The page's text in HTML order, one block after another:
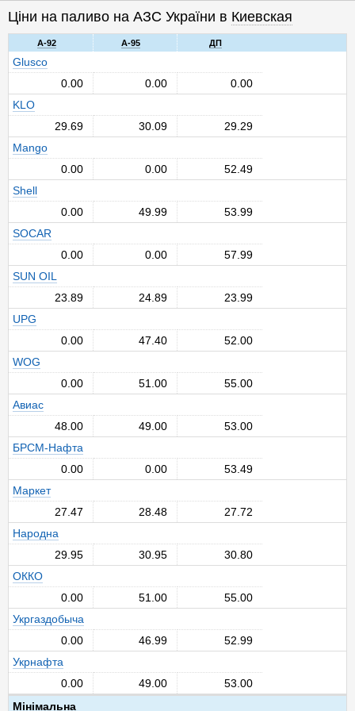
Ціни на паливо на АЗС України в Киевская
A-92 A-95 ДП
Мінімальна
Glusco
0.00
0.00
0.00
KLO
29.69
30.09
29.29
Mango
0.00
0.00
52.49
Shell
0.00
49.99
53.99
SOCAR
0.00
0.00
57.99
SUN OIL
23.89
24.89
23.99
UPG
0.00
47.40
52.00
WOG
0.00
51.00
55.00
Авиас
48.00
49.00
53.00
БРСМ-Нафта
0.00
0.00
53.49
Маркет
27.47
28.48
27.72
Народна
29.95
30.95
30.80
ОККО
0.00
51.00
55.00
Укргаздобыча
0.00
46.99
52.99
Укрнафта
0.00
49.00 53.00